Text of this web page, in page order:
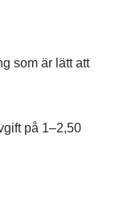
som är lätt att
på 1–2,50